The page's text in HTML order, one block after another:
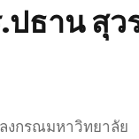
ปธาน สุ
งกรณมหาวิทยาลัย